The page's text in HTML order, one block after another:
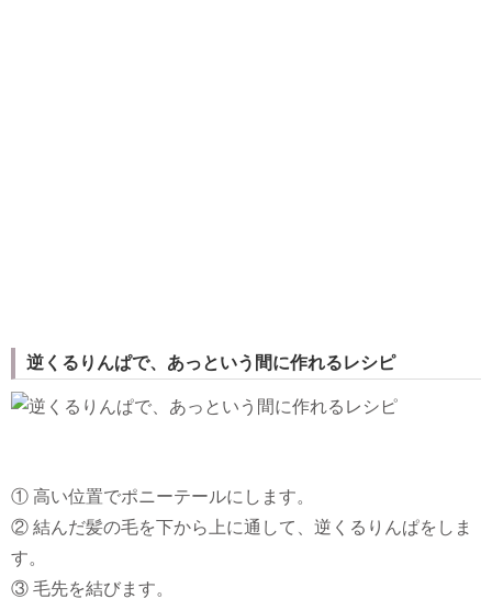
逆くるりんぱで、あっという間に作れるレシピ
① 高い位置でポニーテールにします。
② 結んだ髪の毛を下から上に通して、逆くるりんぱをしま
す。
③ 毛先を結びます。